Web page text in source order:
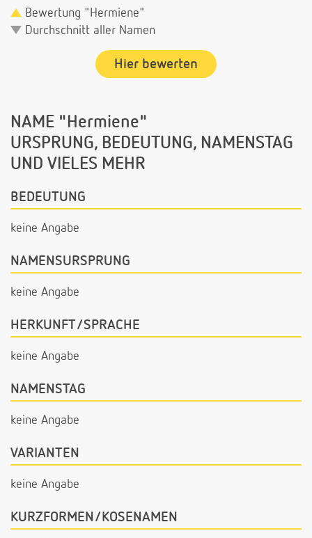
Bewertung "Hermiene"
Durchschnitt aller Namen
Hier bewerten
NAME "Hermiene"
URSPRUNG, BEDEUTUNG, NAMENSTAG
UND VIELES MEHR
BEDEUTUNG
keine Angabe
NAMENSURSPRUNG
keine Angabe
HERKUNFT/SPRACHE
keine Angabe
NAMENSTAG
keine Angabe
VARIANTEN
keine Angabe
KURZFORMEN/KOSENAMEN